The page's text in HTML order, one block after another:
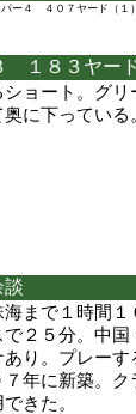
ー４ ４０７ヤード（１）
１８３ヤー
ョート。グリ
に下っている
談
まで１時間
２５分。中
り。プレーす
年に新築。
きた。